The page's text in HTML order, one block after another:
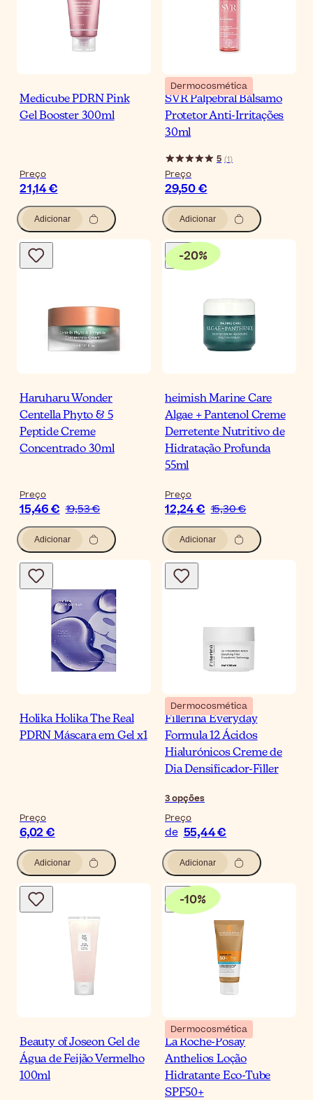
Medicube PDRN Pink
Gel Booster 300ml
Preço
21,14 €
Adicionar
Dermocosmética
SVR Palpebral Bálsamo
Protetor Anti-Irritações
30ml
5 (1)
Preço
29,50 €
Adicionar
Haruharu Wonder
Centella Phyto & 5
Peptide Creme
Concentrado 30ml
Preço
15,46 € 19,53 €
Adicionar
-20%
heimish Marine Care
Algae + Pantenol Creme
Derretente Nutritivo de
Hidratação Profunda
55ml
Preço
12,24 € 15,30 €
Adicionar
Holika Holika The Real
PDRN Máscara em Gel x1
Preço
6,02 €
Adicionar
Dermocosmética
Fillerina Everyday
Formula 12 Ácidos
Hialurónicos Creme de
Dia Densificador-Filler
3opções
Preço
de 55,44 €
Adicionar
Beauty of Joseon Gel de
Água de Feijão Vermelho
100ml
-10%
Dermocosmética
La Roche-Posay
Anthelios Loção
Hidratante Eco-Tube
SPF50+